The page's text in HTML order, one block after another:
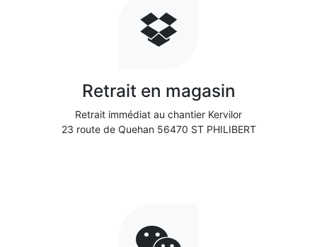
Retrait en magasin
Retrait immédiat au chantier Kervilor
23 route de Quehan 56470 ST PHILIBERT